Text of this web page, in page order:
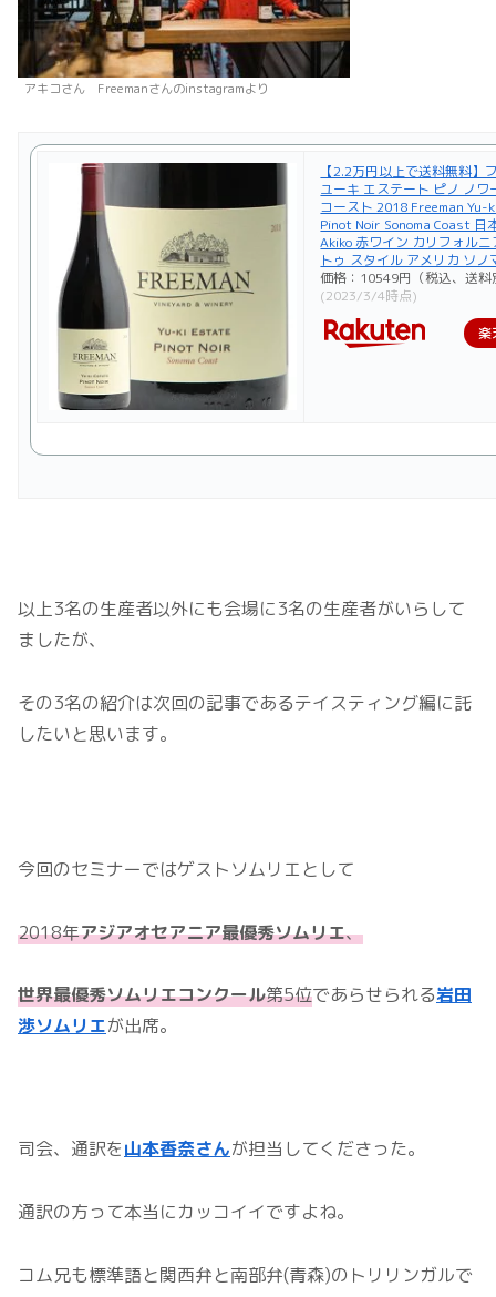
アキコさん Freemanさんのinstagramより
【2.2万円以上で送料無料】
ユーキ エステート ピノ ノワ
コースト 2018 Freeman
Pinot Noir Sonoma Coast 日
Akiko 赤ワイン カリフォル
トゥ スタイル アメリカ ソノ
価格：10549円（税込、送料
(2023/3/4時点)
楽
以上3名の生産者以外にも会場に3名の生産者がいらして
ましたが、
その3名の紹介は次回の記事であるテイスティング編に託
したいと思います。
今回のセミナーではゲストソムリエとして
2018年アジアオセアニア最優秀ソムリエ、
世界最優秀ソムリエコンクール第5位であらせられる岩田
渉ソムリエが出席。
司会、通訳を山本香奈さんが担当してくださった。
通訳の方って本当にカッコイイですよね。
コム兄も標準語と関西弁と南部弁(青森)のトリリンガルで